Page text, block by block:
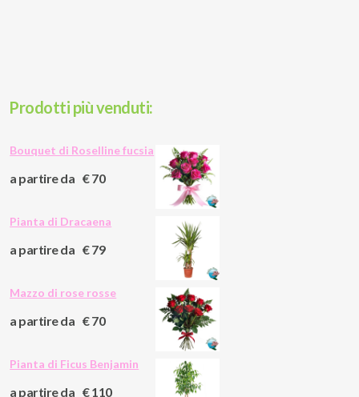
Prodotti più venduti:
Bouquet di Roselline fucsia
a partire da€ 70
Pianta di Dracaena
a partire da€ 79
Mazzo di rose rosse
a partire da€ 70
Pianta di Ficus Benjamin
a partire da€ 110